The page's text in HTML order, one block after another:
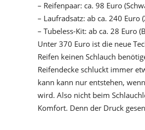
– Reifenpaar: ca. 98 Euro
– Laufradsatz: ab ca. 240 Euro
– Tubeless-Kit: ab ca. 28 Euro
Unter 370 Euro ist die neue
Reifen keinen Schlauch
Reifendecke schluckt immer
kann kann nur entstehen,
wird. Also nicht beim
Komfort. Denn der Druck